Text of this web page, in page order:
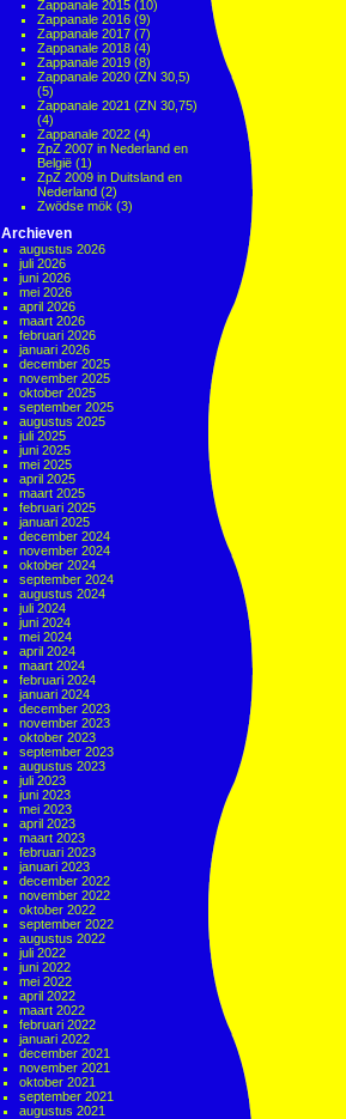
Zappanale 2015 (10)
Zappanale 2016 (9)
Zappanale 2017 (7)
Zappanale 2018 (4)
Zappanale 2019 (8)
Zappanale 2020 (ZN 30,5)
(5)
Zappanale 2021 (ZN 30,75)
(4)
Zappanale 2022 (4)
ZpZ 2007 in Nederland en
België (1)
ZpZ 2009 in Duitsland en
Nederland (2)
Zwödse mök (3)
Archieven
augustus 2026
juli 2026
juni 2026
mei 2026
april 2026
maart 2026
februari 2026
januari 2026
december 2025
november 2025
oktober 2025
september 2025
augustus 2025
juli 2025
juni 2025
mei 2025
april 2025
maart 2025
februari 2025
januari 2025
december 2024
november 2024
oktober 2024
september 2024
augustus 2024
juli 2024
juni 2024
mei 2024
april 2024
maart 2024
februari 2024
januari 2024
december 2023
november 2023
oktober 2023
september 2023
augustus 2023
juli 2023
juni 2023
mei 2023
april 2023
maart 2023
februari 2023
januari 2023
december 2022
november 2022
oktober 2022
september 2022
augustus 2022
juli 2022
juni 2022
mei 2022
april 2022
maart 2022
februari 2022
januari 2022
december 2021
november 2021
oktober 2021
september 2021
augustus 2021